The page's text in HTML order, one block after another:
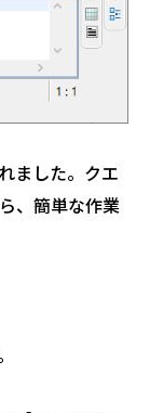
ました。クエ
、簡単な作業